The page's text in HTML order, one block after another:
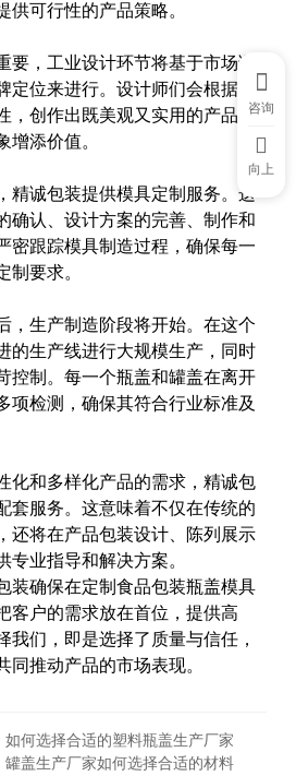
供可行性的产品策略。
要，工业设计环节将基于市场调
定位来进行。设计师们会根据客
，创作出既美观又实用的产品样
增添价值。
精诚包装提供模具定制服务。这
确认、设计方案的完善、制作和
密跟踪模具制造过程，确保每一
制要求。
，生产制造阶段将开始。在这个
的生产线进行大规模生产，同时
控制。每一个瓶盖和罐盖在离开
项检测，确保其符合行业标准及
化和多样化产品的需求，精诚包
套服务。这意味着不仅在传统的
还将在产品包装设计、陈列展示
专业指导和解决方案。
装确保在定制食品包装瓶盖模具
客户的需求放在首位，提供高
我们，即是选择了质量与信任，
同推动产品的市场表现。
何选择合适的塑料瓶盖生产厂家
盖生产厂家如何选择合适的材料
咨询
向上